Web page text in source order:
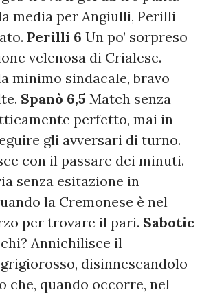
media per Angiulli, Perilli
Perilli 6 Un po’ sorpreso
velenosa di Crialese.
minimo sindacale, bravo
Spanò 6,5 Match senza
perfetto, mai in
gli avversari di turno.
con il passare dei minuti.
senza esitazione in
la Cremonese è nel
per trovare il pari. Sabotic
Annichilisce il
disinnescandolo
che, quando occorre, nel